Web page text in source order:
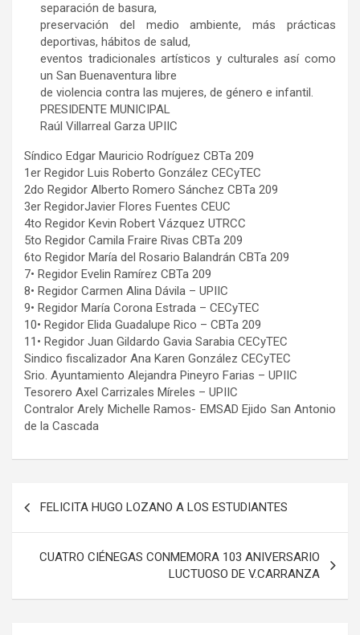
separación de basura,
preservación del medio ambiente, más prácticas
deportivas, hábitos de salud,
eventos tradicionales artísticos y culturales así como
un San Buenaventura libre
de violencia contra las mujeres, de género e infantil.
PRESIDENTE MUNICIPAL
Raúl Villarreal Garza UPIIC
Síndico Edgar Mauricio Rodríguez CBTa 209
1er Regidor Luis Roberto González CECyTEC
2do Regidor Alberto Romero Sánchez CBTa 209
3er RegidorJavier Flores Fuentes CEUC
4to Regidor Kevin Robert Vázquez UTRCC
5to Regidor Camila Fraire Rivas CBTa 209
6to Regidor María del Rosario Balandrán CBTa 209
7• Regidor Evelin Ramírez CBTa 209
8• Regidor Carmen Alina Dávila – UPIIC
9• Regidor María Corona Estrada – CECyTEC
10• Regidor Elida Guadalupe Rico – CBTa 209
11• Regidor Juan Gildardo Gavia Sarabia CECyTEC
Sindico fiscalizador Ana Karen González CECyTEC
Srio. Ayuntamiento Alejandra Pineyro Farias – UPIIC
Tesorero Axel Carrizales Míreles – UPIIC
Contralor Arely Michelle Ramos- EMSAD Ejido San Antonio
de la Cascada
entradas
FELICITA HUGO LOZANO A LOS ESTUDIANTES
CUATRO CIÉNEGAS CONMEMORA 103 ANIVERSARIO
LUCTUOSO DE V.CARRANZA